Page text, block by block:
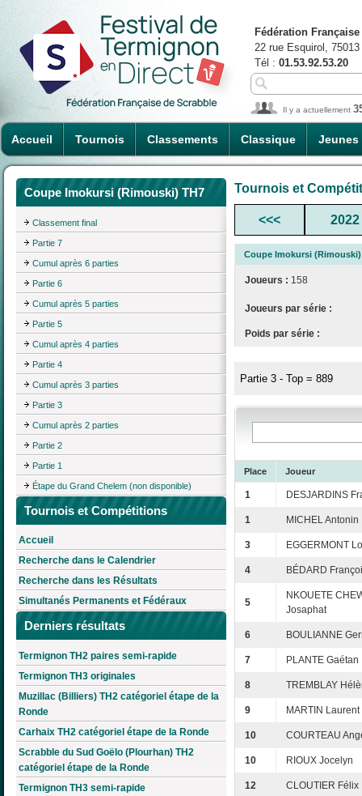
Accueil Tournois Classements Classique Jeunes
Fédération
22 rue Esquirol,
Tél : 01.53.92.53.20
Il y a actuellement
Coupe Imokursi (Rimouski) TH7
Classement final
Partie 7
Cumul après 6 parties
Partie 6
Cumul après 5 parties
Partie 5
Cumul après 4 parties
Partie 4
Cumul après 3 parties
Partie 3
Cumul après 2 parties
Partie 2
Partie 1
Étape du Grand Chelem (non disponible)
Tournois et Compétitions
Accueil
Recherche dans le Calendrier
Recherche dans les Résultats
Simultanés Permanents et Fédéraux
Derniers résultats
Termignon TH2 paires semi-rapide
Termignon TH3 originales
Muzillac (Billiers) TH2 catégoriel étape de la
Ronde
Carhaix TH2 catégoriel étape de la Ronde
Scrabble du Sud Goëlo (Plourhan) TH2
catégoriel étape de la Ronde
Termignon TH3 semi-rapide
Tournois et
<<< 2022
Coupe Imokursi (Rimouski)
Joueurs : 158
Joueurs par série :
Poids par série :
Partie 3 - Top = 889
Place Joueur
1 DESJARDINS
1 MICHEL Antonin
3 EGGERMONT
4 BÉDARD
5
NKOUETE
Josaphat
6 BOULIANNE
7 PLANTE Gaétan
8 TREMBLAY
9 MARTIN Laurent
10 COURTEAU
10 RIOUX Jocelyn
12 CLOUTIER Félix